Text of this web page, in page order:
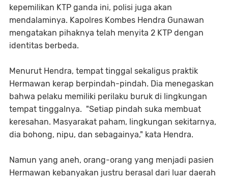
kepemilikan KTP ganda ini, polisi juga akan
mendalaminya. Kapolres Kombes Hendra Gunawan
mengatakan pihaknya telah menyita 2 KTP dengan
identitas berbeda.
Menurut Hendra, tempat tinggal sekaligus praktik
Hermawan kerap berpindah-pindah. Dia menegaskan
bahwa pelaku memiliki perilaku buruk di lingkungan
tempat tinggalnya. "Setiap pindah suka membuat
keresahan. Masyarakat paham, lingkungan sekitarnya,
dia bohong, nipu, dan sebagainya," kata Hendra.
Namun yang aneh, orang-orang yang menjadi pasien
Hermawan kebanyakan justru berasal dari luar daerah